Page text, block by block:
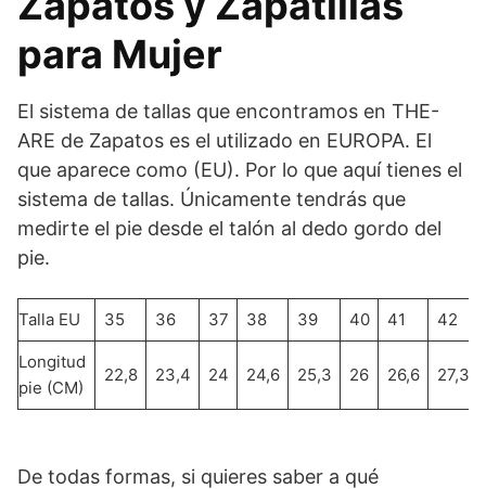
para Mujer
El sistema de tallas que encontramos en THE-
ARE de Zapatos es el utilizado en EUROPA. El
que aparece como (EU). Por lo que aquí tienes el
sistema de tallas. Únicamente tendrás que
medirte el pie desde el talón al dedo gordo del
pie.
Talla EU 35 36 37 38 39 40 41 42
Longitud
pie (CM)
22,8 23,4 24 24,6 25,3 26 26,6 27,3
De todas formas, si quieres saber a qué